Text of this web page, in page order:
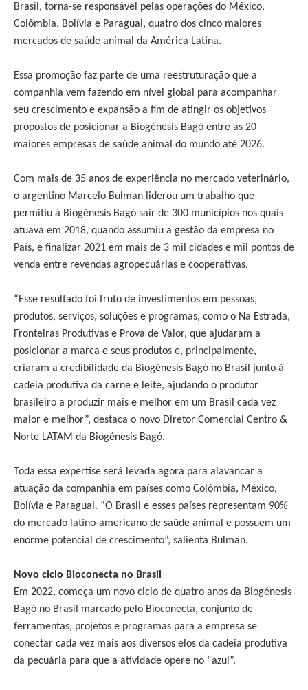
Brasil, torna-se responsável pelas operações do México,
Colômbia, Bolívia e Paraguai, quatro dos cinco maiores
mercados de saúde animal da América Latina.
Essa promoção faz parte de uma reestruturação que a
companhia vem fazendo em nível global para acompanhar
seu crescimento e expansão a fim de atingir os objetivos
propostos de posicionar a Biogénesis Bagó entre as 20
maiores empresas de saúde animal do mundo até 2026.
Com mais de 35 anos de experiência no mercado veterinário,
o argentino Marcelo Bulman liderou um trabalho que
permitiu à Biogénesis Bagó sair de 300 municípios nos quais
atuava em 2018, quando assumiu a gestão da empresa no
País, e finalizar 2021 em mais de 3 mil cidades e mil pontos de
venda entre revendas agropecuárias e cooperativas.
“Esse resultado foi fruto de investimentos em pessoas,
produtos, serviços, soluções e programas, como o Na Estrada,
Fronteiras Produtivas e Prova de Valor, que ajudaram a
posicionar a marca e seus produtos e, principalmente,
criaram a credibilidade da Biogénesis Bagó no Brasil junto à
cadeia produtiva da carne e leite, ajudando o produtor
brasileiro a produzir mais e melhor em um Brasil cada vez
maior e melhor”, destaca o novo Diretor Comercial Centro &
Norte LATAM da Biogénesis Bagó.
Toda essa expertise será levada agora para alavancar a
atuação da companhia em países como Colômbia, México,
Bolívia e Paraguai. “O Brasil e esses países representam 90%
do mercado latino-americano de saúde animal e possuem um
enorme potencial de crescimento”, salienta Bulman.
Novo ciclo Bioconecta no Brasil
Em 2022, começa um novo ciclo de quatro anos da Biogénesis
Bagó no Brasil marcado pelo Bioconecta, conjunto de
ferramentas, projetos e programas para a empresa se
conectar cada vez mais aos diversos elos da cadeia produtiva
da pecuária para que a atividade opere no “azul”.